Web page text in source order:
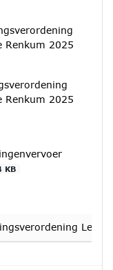
Renkum 2025
Renkum 2025
KB